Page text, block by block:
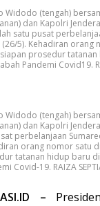
Widodo (tengah)
dan Kapolri
satu pusat
(26/5). Kehadiran orang
prosedur
Pandemi Covid19.
Widodo (tengah)
dan Kapolri
perbelanjaan
orang nomor satu
tatanan hidup baru
Covid-19. RAIZA
–